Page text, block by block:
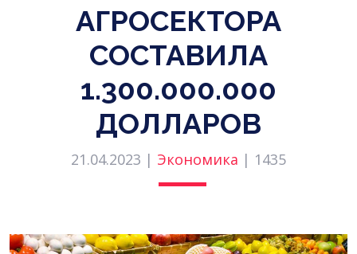
АГРОCЕКТОРА
СОСТАВИЛА
1.300.000.000
ДОЛЛАРОВ
21.04.2023 | Экономика | 1435